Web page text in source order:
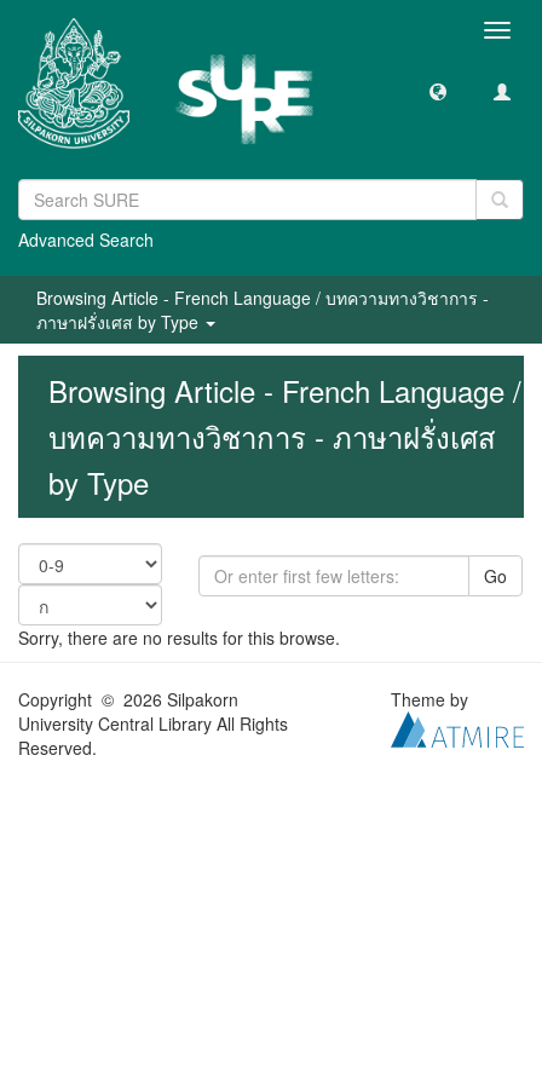
Advanced Search
Browsing Article - French Language / บทความทางวิชาการ -
ภาษาฝรั่งเศส by Type
Browsing Article - French Language /
บทความทางวิชาการ - ภาษาฝรั่งเศส
by Type
Go
Sorry, there are no results for this browse.
Copyright © 2026 Silpakorn
University Central Library All Rights
Reserved.
Theme by